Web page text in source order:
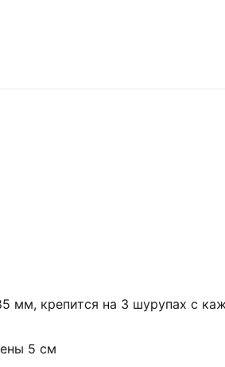
мм, крепится на 3 шурупах с
5 см